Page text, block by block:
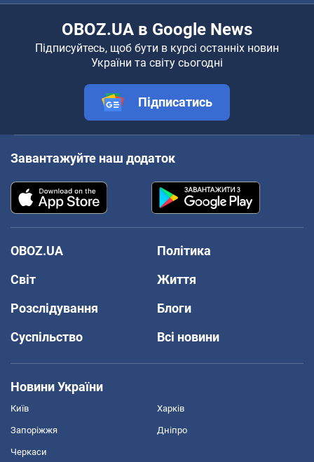
OBOZ.UA в Google News
Підписуйтесь, щоб бути в курсі останніх новин
України та світу сьогодні
Підписатись
Завантажуйте наш додаток
OBOZ.UA
Політика
Світ
Життя
Розслідування
Блоги
Суспільство
Всі новини
Новини України
Київ Харків
Запоріжжя Дніпро
Черкаси